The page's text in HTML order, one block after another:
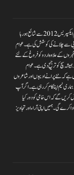
عوام ایکسپریس بدلتے وقت کے ساتھ عوام ایکسپریس نیوز پورٹر کا آغاز کیا گیا ہے۔جبکہ عوام ایکسپریس 2012سے شائع ہورہا
سے چلانے کی کوشش کی ہے۔عوام
کے علاوہ اردو کو فروغ کے لئے
سچ کو ترجیح دی ہے۔عوام
کہ نئے پرانے ادیبوں اور شاعروں
ٹیم اپنا کام کر رہی ہے۔اگر آپ
کریں گے کہ اس خامی کو دور کیا
گی۔ہمیں اپنی آراءاور تجاویز